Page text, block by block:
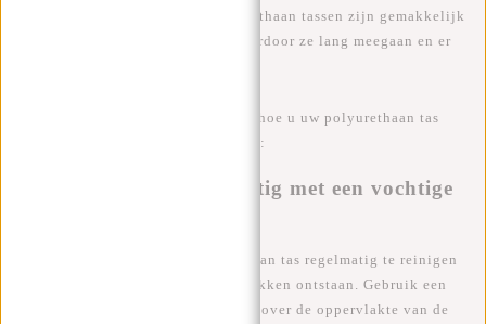
op het milieu en de dieren. Polyurethaan tassen zijn gemakkelijk
te onderhouden en te reinigen, waardoor ze lang meegaan en er
Hieronder vindt u enkele tips over hoe u uw polyurethaan tas
kunt onderhouden en schoonmaken:
Reinig uw tas regelmatig met een vochtige
Het is belangrijk om uw polyurethaan tas regelmatig te reinigen
om te voorkomen dat er vuil en vlekken ontstaan. Gebruik een
vochtige doek en veeg voorzichtig over de oppervlakte van de